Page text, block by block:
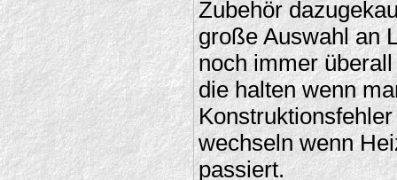
Zubehör
große Auswahl an
noch immer
die halten wenn
wechseln wenn
passiert.